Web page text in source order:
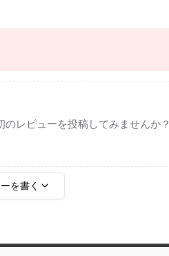
レビューを投稿してみませんか？
を書く